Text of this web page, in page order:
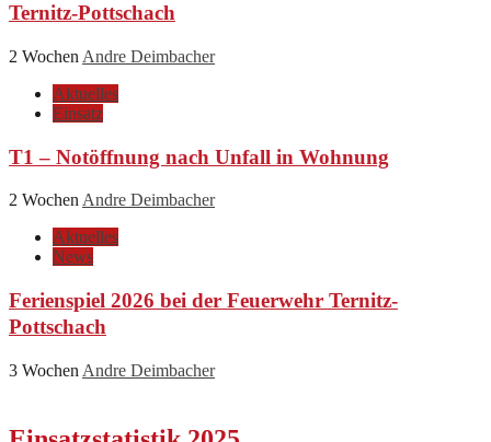
Ternitz-Pottschach
2 Wochen Andre Deimbacher
Aktuelles
Einsatz
T1 – Notöffnung nach Unfall in Wohnung
2 Wochen Andre Deimbacher
Aktuelles
News
Ferienspiel 2026 bei der Feuerwehr Ternitz-
Pottschach
3 Wochen Andre Deimbacher